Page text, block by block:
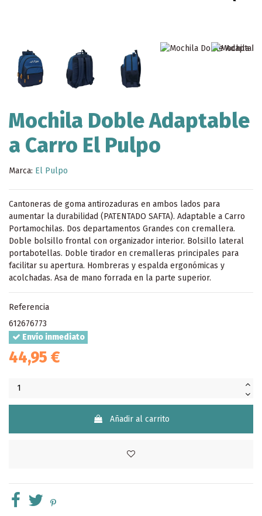
Mochila Doble Adaptable
a Carro El Pulpo
Marca: El Pulpo
Cantoneras de goma antirozaduras en ambos lados para
aumentar la durabilidad (PATENTADO SAFTA). Adaptable a Carro
Portamochilas. Dos departamentos Grandes con cremallera.
Doble bolsillo frontal con organizador interior. Bolsillo lateral
portabotellas. Doble tirador en cremalleras principales para
facilitar su apertura. Hombreras y espalda ergonómicas y
acolchadas. Asa de mano forrada en la parte superior.
Referencia
612676773
Envío inmediato
44,95 €
Añadir al carrito